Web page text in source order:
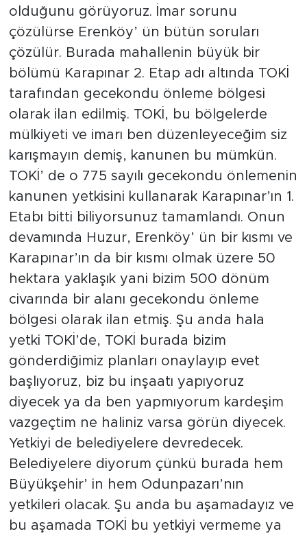
olduğunu görüyoruz. İmar sorunu
çözülürse Erenköy’ ün bütün soruları
çözülür. Burada mahallenin büyük bir
bölümü Karapınar 2. Etap adı altında TOKİ
tarafından gecekondu önleme bölgesi
olarak ilan edilmiş. TOKİ, bu bölgelerde
mülkiyeti ve imarı ben düzenleyeceğim siz
karışmayın demiş, kanunen bu mümkün.
TOKİ’ de o 775 sayılı gecekondu önlemenin
kanunen yetkisini kullanarak Karapınar’ın 1.
Etabı bitti biliyorsunuz tamamlandı. Onun
devamında Huzur, Erenköy’ ün bir kısmı ve
Karapınar’ın da bir kısmı olmak üzere 50
hektara yaklaşık yani bizim 500 dönüm
civarında bir alanı gecekondu önleme
bölgesi olarak ilan etmiş. Şu anda hala
yetki TOKİ’de, TOKİ burada bizim
gönderdiğimiz planları onaylayıp evet
başlıyoruz, biz bu inşaatı yapıyoruz
diyecek ya da ben yapmıyorum kardeşim
vazgeçtim ne haliniz varsa görün diyecek.
Yetkiyi de belediyelere devredecek.
Belediyelere diyorum çünkü burada hem
Büyükşehir’ in hem Odunpazarı’nın
yetkileri olacak. Şu anda bu aşamadayız ve
bu aşamada TOKİ bu yetkiyi vermeme ya